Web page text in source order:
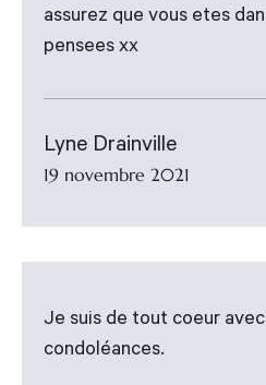
assurez que vous etes
pensees xx
Lyne Drainville
19 novembre 2021
Je suis de tout coeur
condoléances.